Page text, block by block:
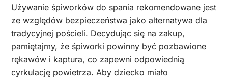
Używanie śpiworków do spania rekomendowane jest
ze względów bezpieczeństwa jako alternatywa dla
tradycyjnej pościeli. Decydując się na zakup,
pamiętajmy, że śpiworki powinny być pozbawione
rękawów i kaptura, co zapewni odpowiednią
cyrkulację powietrza. Aby dziecko miało